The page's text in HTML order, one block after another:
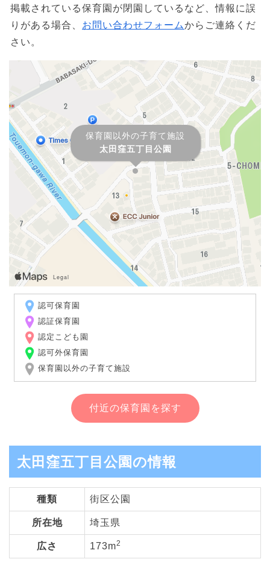
掲載されている保育園が閉園しているなど、情報に誤
りがある場合、 お問い合わせフォームからご連絡くだ
さい。
保育園以外の子育て施設
太田窪五丁目公園
認可保育園
認証保育園
認定こども園
認可外保育園
保育園以外の子育て施設
付近の保育園を探す
太田窪五丁目公園の情報
種類 街区公園
所在地 埼玉県
広さ 173m2